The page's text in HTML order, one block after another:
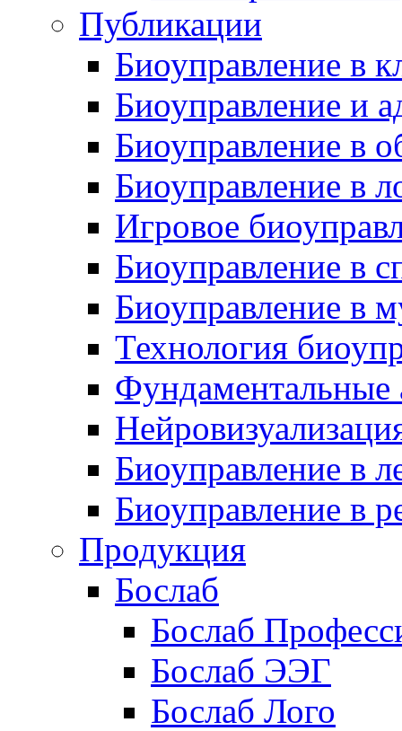
Публикации
Биоуправление в
Биоуправление и
Биоуправление в
Биоуправление в
Игровое
Биоуправление в
Биоуправление в
Технология
Фундаментальные
Биоуправление в
Биоуправление в
Продукция
Бослаб
Бослаб
Бослаб ЭЭГ
Бослаб Лого